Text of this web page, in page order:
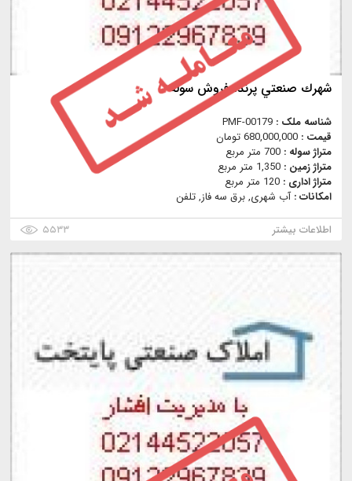
شهرك صنعتي پرند، فروش سوله
شناسه ملک : PMF-00179
قیمت : 680,000,000 تومان
متراژ سوله : 700 متر مربع
متراژ زمین : 1,350 متر مربع
متراژ اداری : 120 متر مربع
امکانات :آب شهری, برق سه فاز, تلفن
اطلاعات بیشتر
۵۵۳۳